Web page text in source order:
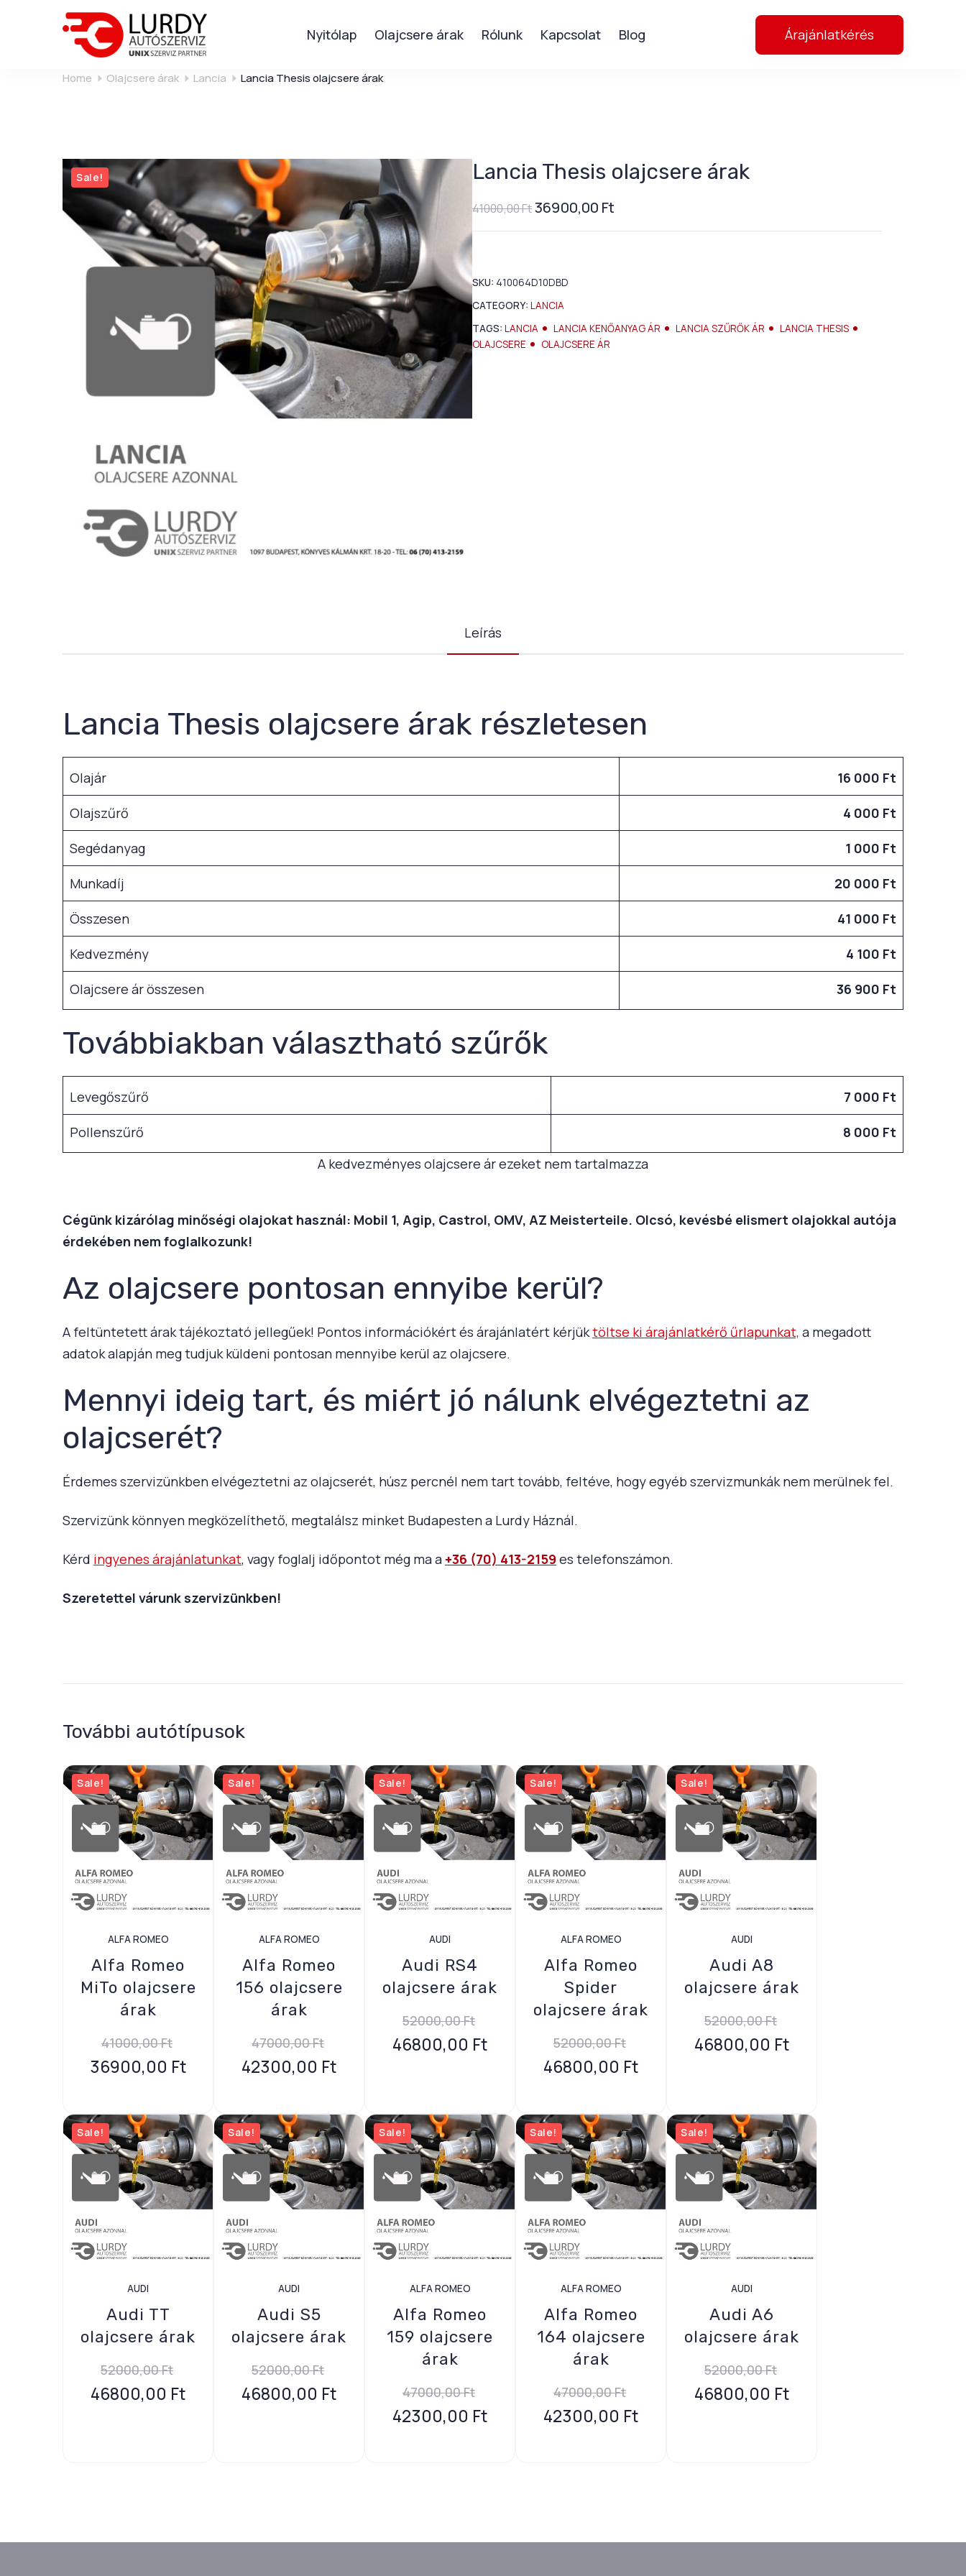
Nyitólap Olajcsere árak Rólunk Kapcsolat Blog Árajánlatkérés
Home Olajcsere árak Lancia Lancia Thesis olajcsere árak
Sale! Lancia Thesis olajcsere árak
41000,00Ft36900,00 Ft
SKU: 410064D10DBD
CATEGORY: LANCIA
TAGS: LANCIA LANCIA KENŐANYAG ÁR LANCIA SZŰRŐK ÁR
LANCIA THESIS
OLAJCSERE
OLAJCSERE ÁR
Leírás
Lancia Thesis olajcsere árak részletesen
Olajár 16 000 Ft
Olajszűrő 4 000 Ft
Segédanyag 1 000 Ft
Munkadíj 20 000 Ft
Összesen 41 000 Ft
Kedvezmény 4 100 Ft
Olajcsere ár összesen 36 900 Ft
Továbbiakban választható szűrők
Levegőszűrő 7 000 Ft
Pollenszűrő
8 000 Ft
A kedvezményes olajcsere ár ezeket nem tartalmazza
Cégünk kizárólag minőségi olajokat használ: Mobil 1, Agip, Castrol, OMV, AZ Meisterteile. Olcsó, kevésbé elismert olajokkal autója
érdekében nem foglalkozunk!
Az olajcsere pontosan ennyibe kerül?
A feltüntetett árak tájékoztató jellegűek! Pontos információkért és árajánlatért kérjüktöltse ki árajánlatkérő űrlapunkat, a megadott
adatok alapján meg tudjuk küldeni pontosan mennyibe kerül az olajcsere.
Mennyi ideig tart, és miért jó nálunk elvégeztetni az
olajcserét?
Érdemes szervizünkben elvégeztetni az olajcserét, húsz percnél nem tart tovább, feltéve, hogy egyéb szervizmunkák nem merülnek fel.
Szervizünk könnyen megközelíthető, megtalálsz minket Budapesten a Lurdy Háznál.
Kérd ingyenes árajánlatunkat, vagy foglalj időpontot még ma a +36 (70) 413-2159 es telefonszámon.
Szeretettel várunk szervizünkben!
További autótípusok
Sale!
ALFA ROMEO
Alfa Romeo
MiTo olajcsere
árak
41000,00Ft
36900,00 Ft
Sale!
ALFA ROMEO
Alfa Romeo
156 olajcsere
árak
47000,00Ft
42300,00 Ft
Sale!
AUDI
Audi RS4
olajcsere árak
52000,00Ft
46800,00 Ft
Sale!
ALFA ROMEO
Alfa Romeo
Spider
olajcsere árak
52000,00Ft
46800,00 Ft
Sale!
AUDI
Audi A8
olajcsere árak
52000,00Ft
46800,00 Ft
Sale!
AUDI
Audi TT
olajcsere árak
52000,00Ft
46800,00 Ft
Sale!
AUDI
Audi S5
olajcsere árak
52000,00Ft
46800,00 Ft
Sale!
ALFA ROMEO
Alfa Romeo
159 olajcsere
árak
47000,00Ft
42300,00 Ft
Sale!
ALFA ROMEO
Alfa Romeo
164 olajcsere
árak
47000,00Ft
42300,00 Ft
Sale!
AUDI
Audi A6
olajcsere árak
52000,00Ft
46800,00 Ft